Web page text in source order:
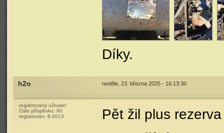
Díky.
h2o neděle, 23. března 2025 - 16:13:30
registrovaný uživatel
číslo příspěvku: 80
registrován: 8-2013
Pět žil plus